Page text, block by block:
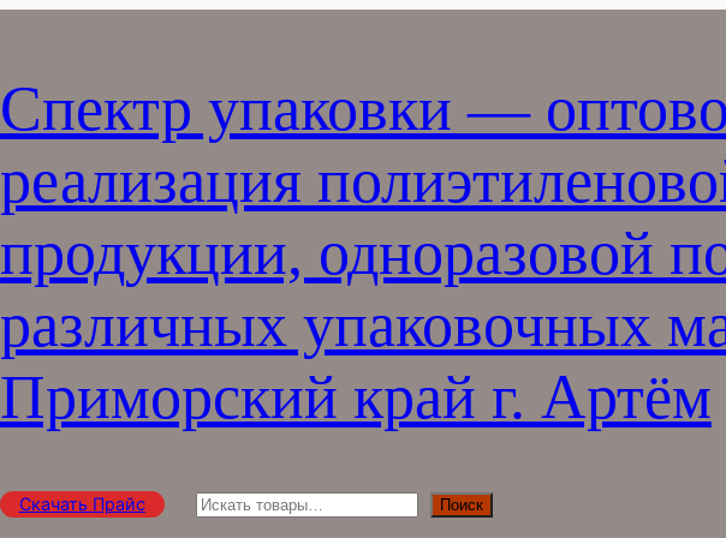
Спектр упаковки —
реализация
продукции, одноразовой
различных упаковочных
Приморский край г. Артём
Скачать Прайс
П
Поиск